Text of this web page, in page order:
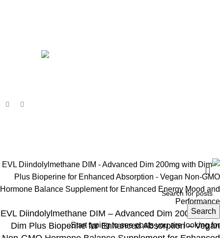
Search
Start typing to see posts you are looking for.
EVL Diindolylmethane DIM – Advanced Dim 200mg with
Dim Plus Bioperine for Enhanced Absorption – Vegan